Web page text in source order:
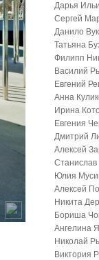
Дарья
Сергей
Данило
Татьяна
Филипп
Василий
Евгений
Анна
Ирина
Евгения
Дмитрий
Алексей
Станислав
Юлия
Алексей
Никита
Бориша
Ангелина
Николай
Виктория